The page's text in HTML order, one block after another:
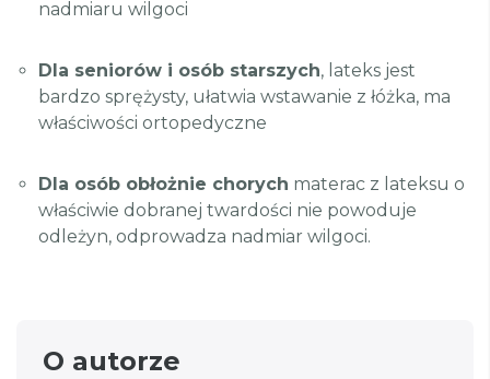
nadmiaru wilgoci
Dla seniorów i osób starszych, lateks jest
bardzo sprężysty, ułatwia wstawanie z łóżka, ma
właściwości ortopedyczne
Dla osób obłożnie chorych materac z lateksu o
właściwie dobranej twardości nie powoduje
odleżyn, odprowadza nadmiar wilgoci.
O autorze